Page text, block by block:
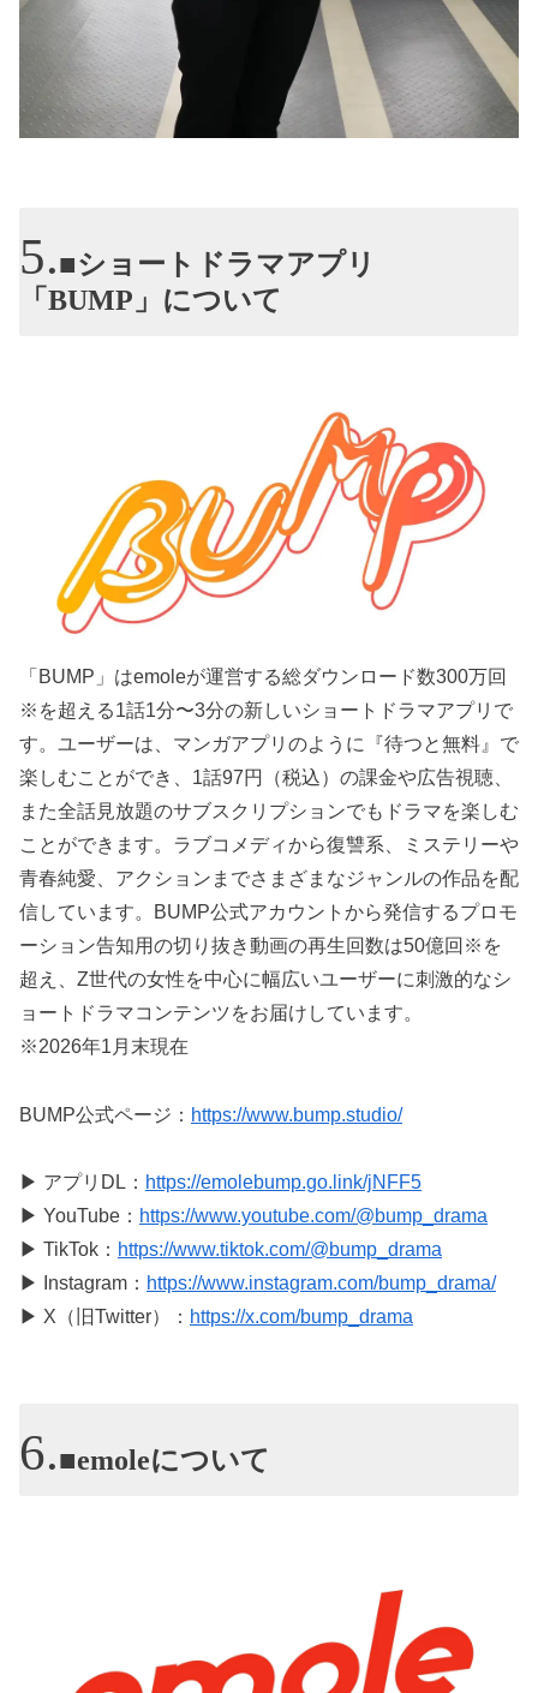
■ショートドラマアプリ
「BUMP」について
「BUMP」はemoleが運営する総ダウンロード数300万回
※を超える1話1分〜3分の新しいショートドラマアプリで
す。ユーザーは、マンガアプリのように『待つと無料』で
楽しむことができ、1話97円（税込）の課金や広告視聴、
また全話見放題のサブスクリプションでもドラマを楽しむ
ことができます。ラブコメディから復讐系、ミステリーや
青春純愛、アクションまでさまざまなジャンルの作品を配
信しています。BUMP公式アカウントから発信するプロモ
ーション告知用の切り抜き動画の再生回数は50億回※を
超え、Z世代の女性を中心に幅広いユーザーに刺激的なシ
ョートドラマコンテンツをお届けしています。
※2026年1月末現在
BUMP公式ページ： https://www.bump.studio/
▶ アプリDL： https://emolebump.go.link/jNFF5
▶ YouTube： https://www.youtube.com/@bump_drama
▶ TikTok： https://www.tiktok.com/@bump_drama
▶ Instagram： https://www.instagram.com/bump_drama/
▶ X（旧Twitter）： https://x.com/bump_drama
■emoleについて